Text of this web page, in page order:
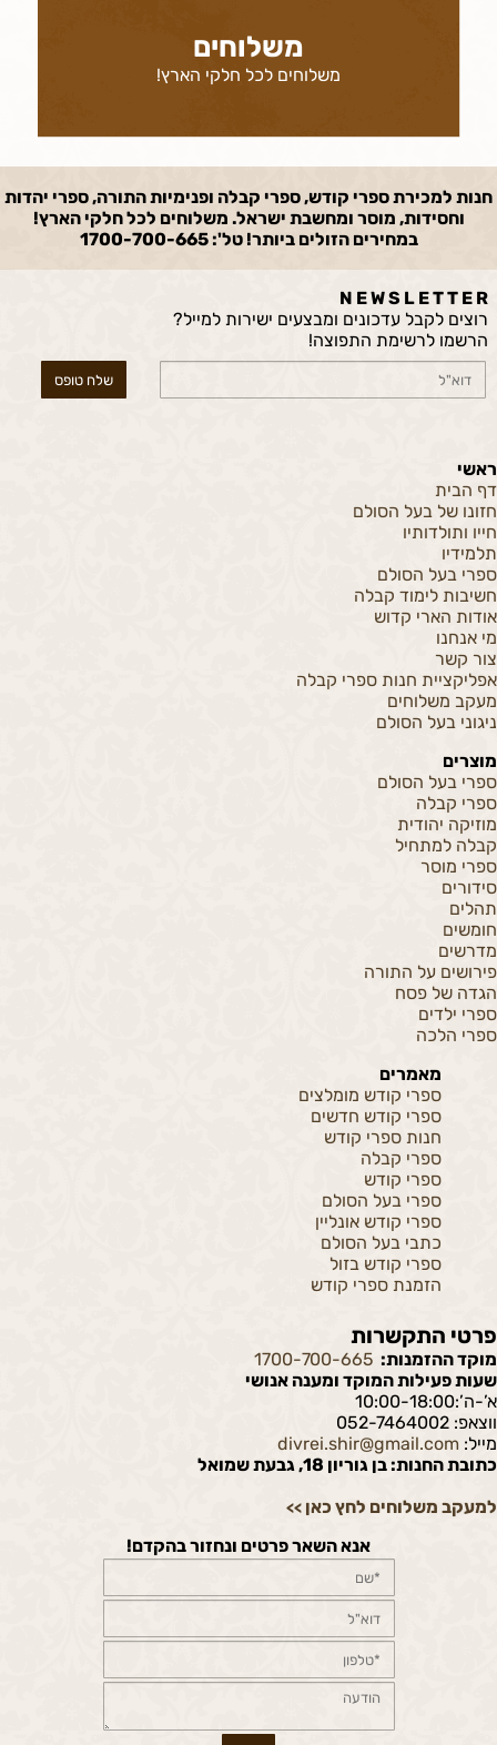
משלוחים
משלוחים לכל חלקי הארץ!
חנות למכירת ספרי קודש, ספרי קבלה ופנימיות התורה, ספרי יהדות
וחסידות, מוסר ומחשבת ישראל. משלוחים לכל חלקי הארץ!
במחירים הזולים ביותר! טל': 1700-700-665
N E W S L E T T E R
רוצים לקבל עדכונים ומבצעים ישירות למייל?
הרשמו לרשימת התפוצה!
ראשי
דף הבית
חזונו של בעל הסולם
חייו ותולדותיו
תלמידיו
ספרי בעל הסולם
חשיבות לימוד קבלה
אודות הארי קדוש
מי אנחנו
צור קשר
אפליקציית חנות ספרי קבלה
מעקב משלוחים
ניגוני בעל הסולם
מוצרים
ספרי בעל הסולם
ספרי קבלה
מוזיקה יהודית
קבלה למתחיל
ספרי מוסר
סידורים
תהלים
חומשים
מדרשים
פירושים על התורה
הגדה של פסח
ספרי ילדים
ספרי הלכה
מאמרים
ספרי קודש מומלצים
ספרי קודש חדשים
חנות ספרי קודש
ספרי קבלה
ספרי קודש
ספרי בעל הסולם
ספרי קודש אונליין
כתבי בעל הסולם
ספרי קודש בזול
הזמנת ספרי קודש
פרטי התקשרות
מוקד ההזמנות: 1700-700-665
שעות פעילות המוקד ומענה אנושי
א’-ה’:10:00-18:00
ווצאפ: 052-7464002
מייל: divrei.shir@gmail.com
כתובת החנות: בן גוריון 18, גבעת שמואל
למעקב משלוחים לחץ כאן >>
אנא השאר פרטים ונחזור בהקדם!